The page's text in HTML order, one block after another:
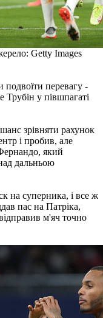
Getty Images
подвоїти перевагу -
у півшпагаті
зрівняти рахунок
і пробив, але
який
дальньою
на суперника, і все ж
пас на Патріка,
м'яч точно